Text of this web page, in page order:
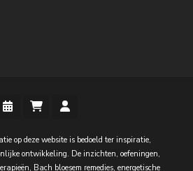
op deze website is bedoeld ter inspiratie,
ontwikkeling. De inzichten, oefeningen,
Bach bloesem remedies, energetische